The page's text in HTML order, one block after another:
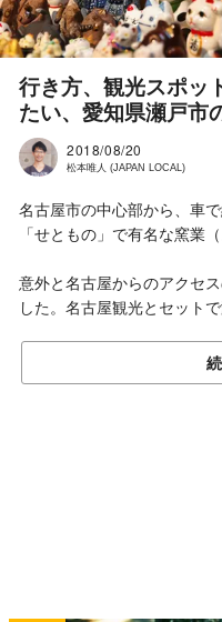
行き方、観光スポッ
たい、愛知県瀬戸市
2018/08/20
松本唯人 (JAPAN LOCAL)
名古屋市の中心部から、車
「せともの」で有名な窯業
意外と名古屋からのアクセ
した。名古屋観光とセット
瀬戸